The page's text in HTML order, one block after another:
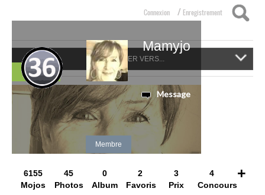
Connexion / Enregistrement
NAVIGUER VERS...
Mamyjo
Suivre
Membre
Message
6155
Mojos
45
Photos
0
Album
2
Favoris
3
Prix
4
Concours
+